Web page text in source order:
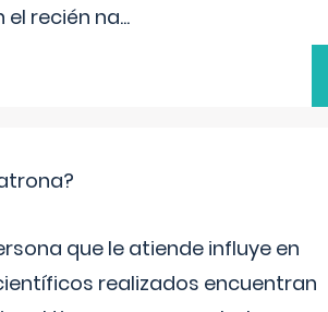
recién na...
que le atiende influye en
realizados encuentran